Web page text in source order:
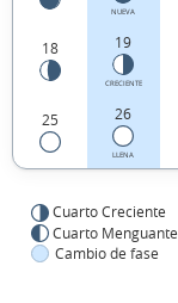
NUEVA
18 19
CRECIENTE
25 26
LLENA
Cuarto Creciente
Cuarto Menguante
Cambio de fase